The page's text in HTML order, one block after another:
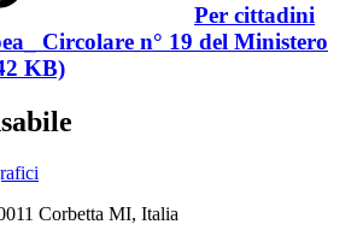
Per cittadini
Circolare n° 19 del Ministero
KB)
Corbetta MI, Italia